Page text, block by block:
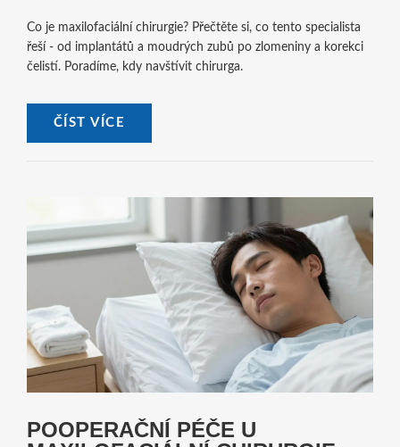
Co je maxilofaciální chirurgie? Přečtěte si, co tento specialista
řeší - od implantátů a moudrých zubů po zlomeniny a korekci
čelistí. Poradíme, kdy navštívit chirurga.
ČÍST VÍCE
POOPERAČNÍ PÉČE U